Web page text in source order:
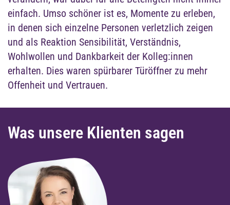
einfach. Umso schöner ist es, Momente zu erleben,
in denen sich einzelne Personen verletzlich zeigen
und als Reaktion Sensibilität, Verständnis,
Wohlwollen und Dankbarkeit der Kolleg:innen
erhalten. Dies waren spürbarer Türöffner zu mehr
Offenheit und Vertrauen.
Was unsere Klienten sagen